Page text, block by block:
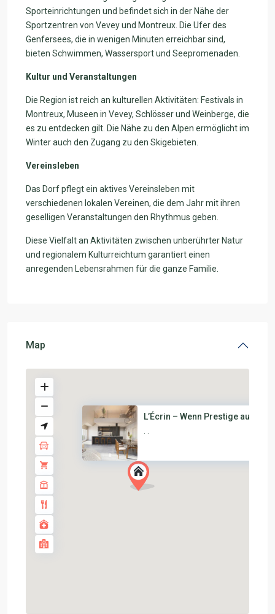
Sporteinrichtungen und befindet sich in der Nähe der
Sportzentren von Vevey und Montreux. Die Ufer des
Genfersees, die in wenigen Minuten erreichbar sind,
bieten Schwimmen, Wassersport und Seepromenaden.
Kultur und Veranstaltungen
Die Region ist reich an kulturellen Aktivitäten: Festivals in
Montreux, Museen in Vevey, Schlösser und Weinberge, die
es zu entdecken gilt. Die Nähe zu den Alpen ermöglicht im
Winter auch den Zugang zu den Skigebieten.
Vereinsleben
Das Dorf pflegt ein aktives Vereinsleben mit
verschiedenen lokalen Vereinen, die dem Jahr mit ihren
geselligen Veranstaltungen den Rhythmus geben.
Diese Vielfalt an Aktivitäten zwischen unberührter Natur
und regionalem Kulturreichtum garantiert einen
anregenden Lebensrahmen für die ganze Familie.
Map
L’Écrin – Wenn Prestige auf Ru...
· ·